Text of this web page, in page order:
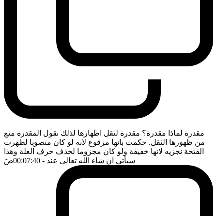
مقدرة لماذا مقدرة؟ مقدرة لثقل اظهارها لذلك نقول المقدرة منع
من ظهورها الثقل. حكمت بانها مرفوع لانه لو كان منصوبا لظهرت
الفتحة نجزيه لانها خفيفة ولو كان مجزوما لحذف حرف العلة وهذا
سيأتي ان شاء الله تعالى عند - 00:07:40 ضَ